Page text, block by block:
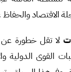
والحفاظ
لا تقل خطورة
الدولية